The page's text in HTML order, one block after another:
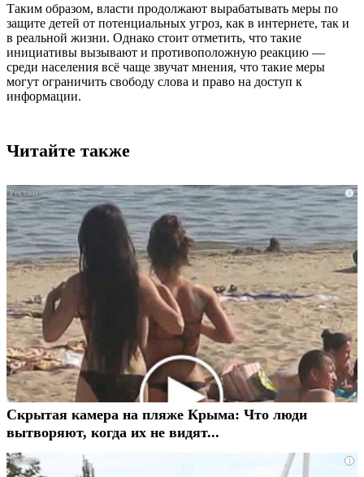
Таким образом, власти продолжают вырабатывать меры по
защите детей от потенциальных угроз, как в интернете, так и
в реальной жизни. Однако стоит отметить, что такие
инициативы вызывают и противоположную реакцию —
среди населения всё чаще звучат мнения, что такие меры
могут ограничить свободу слова и право на доступ к
информации.
Читайте также
i
Скрытая камера на пляже Крыма: Что люди
вытворяют, когда их не видят...
i